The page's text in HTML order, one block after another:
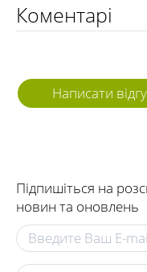
Коментарі
Написати
Підпишіться на
новин та оновлень